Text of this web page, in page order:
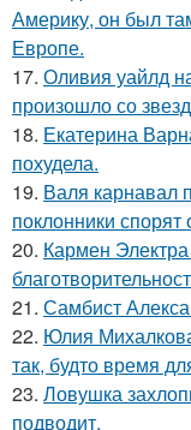
Америку, он был
Европе.
17. Оливия уайлд
произошло со
18. Екатерина
похудела.
19. Валя карнавал
поклонники
20. Кармен
21. Самбист
22. Юлия
так, будто время
23. Ловушка
подводит.